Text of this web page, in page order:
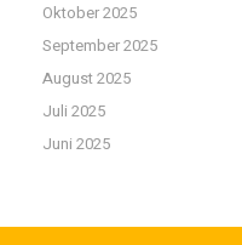
Oktober 2025
September 2025
August 2025
Juli 2025
Juni 2025